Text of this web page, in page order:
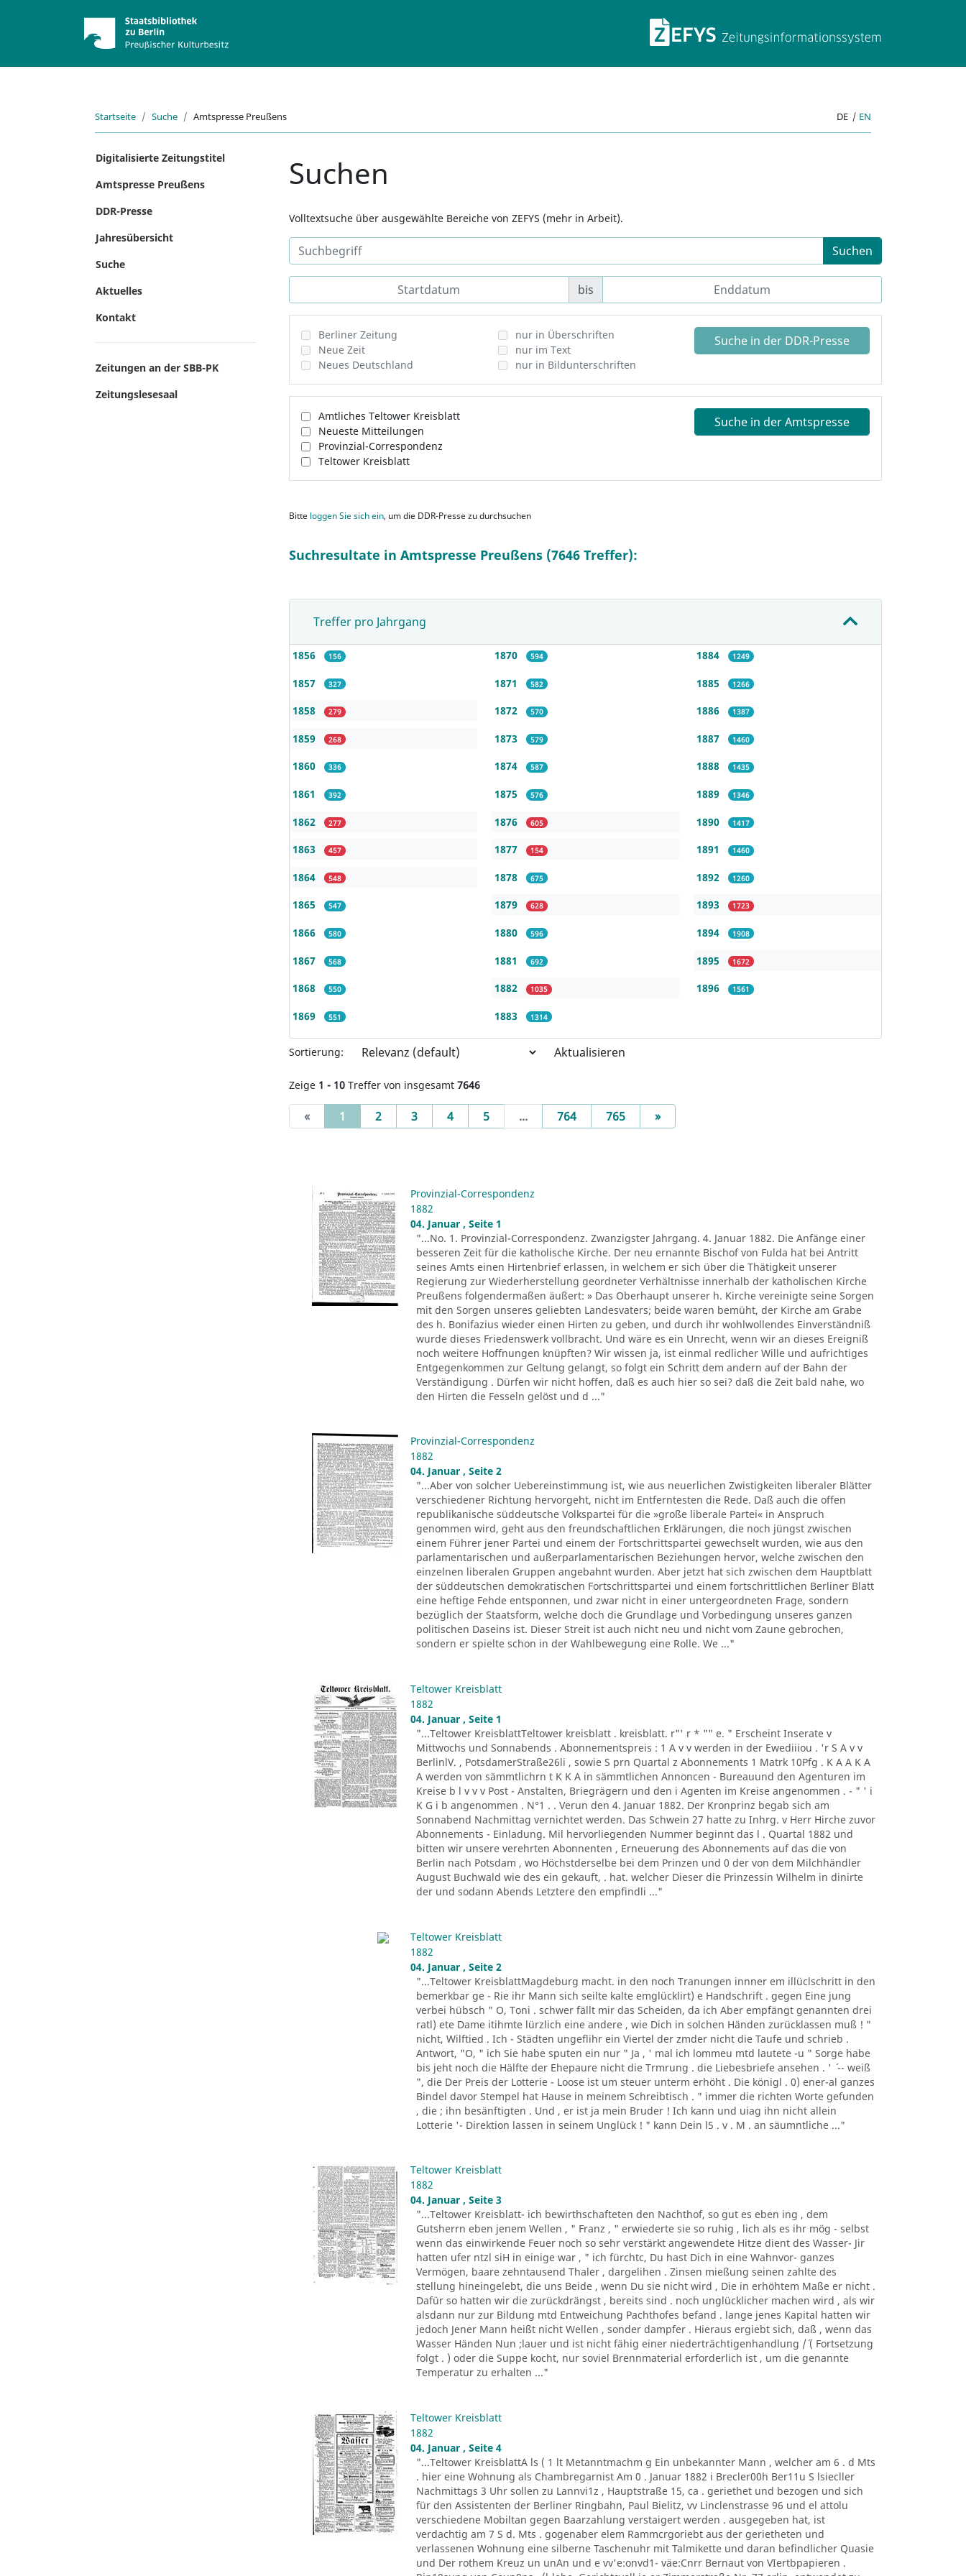
ZEFYS
Startseite Suche Amtspresse Preußens DE | EN
Digitalisierte Zeitungstitel
Amtspresse Preußens
DDR-Presse
Jahresübersicht
Suche
Aktuelles
Kontakt
Zeitungen an der SBB-PK
Zeitungslesesaal
Suchen
Volltextsuche über ausgewählte Bereiche von ZEFYS (mehr in Arbeit).
Suchen
bis
Berliner Zeitung
Neue Zeit
Neues Deutschland
nur in Überschriften
nur im Text
nur in Bildunterschriften
Suche in der DDR-Presse
Amtliches Teltower Kreisblatt
Neueste Mitteilungen
Provinzial-Correspondenz
Teltower Kreisblatt
Suche in der Amtspresse
Bitte loggen Sie sich ein, um die DDR-Presse zu durchsuchen
Suchresultate in Amtspresse Preußens (7646 Treffer):
Treffer pro Jahrgang
1856 156
1857 327
1858 279
1859 268
1860 336
1861 392
1862 277
1863 457
1864 548
1865 547
1866 580
1867 568
1868 550
1869 551
1870 594
1871 582
1872 570
1873 579
1874 587
1875 576
1876 605
1877 154
1878 675
1879 628
1880 596
1881 692
1882 1035
1883 1314
1884 1249
1885 1266
1886 1387
1887 1460
1888 1435
1889 1346
1890 1417
1891 1460
1892 1260
1893 1723
1894 1908
1895 1672
1896 1561
Sortierung: Aktualisieren
Zeige 1 - 10 Treffer von insgesamt 7646
« 1 (current)
2 3 4 5 ... 764 765 »Next
Provinzial-Correspondenz
1882
04. Januar , Seite 1
"...No. 1. Provinzial-Correspondenz. Zwanzigster Jahrgang. 4. Januar 1882. Die Anfänge einer
besseren Zeit für die katholische Kirche. Der neu ernannte Bischof von Fulda hat bei Antritt
seines Amts einen Hirtenbrief erlassen, in welchem er sich über die Thätigkeit unserer
Regierung zur Wiederherstellung geordneter Verhältnisse innerhalb der katholischen Kirche
Preußens folgendermaßen äußert: » Das Oberhaupt unserer h. Kirche vereinigte seine Sorgen
mit den Sorgen unseres geliebten Landesvaters; beide waren bemüht, der Kirche am Grabe
des h. Bonifazius wieder einen Hirten zu geben, und durch ihr wohlwollendes Einverständniß
wurde dieses Friedenswerk vollbracht. Und wäre es ein Unrecht, wenn wir an dieses Ereigniß
noch weitere Hoffnungen knüpften? Wir wissen ja, ist einmal redlicher Wille und aufrichtiges
Entgegenkommen zur Geltung gelangt, so folgt ein Schritt dem andern auf der Bahn der
Verständigung . Dürfen wir nicht hoffen, daß es auch hier so sei? daß die Zeit bald nahe, wo
den Hirten die Fesseln gelöst und d ..."
Provinzial-Correspondenz
1882
04. Januar , Seite 2
"...Aber von solcher Uebereinstimmung ist, wie aus neuerlichen Zwistigkeiten liberaler Blätter
verschiedener Richtung hervorgeht, nicht im Entferntesten die Rede. Daß auch die offen
republikanische süddeutsche Volkspartei für die »große liberale Partei« in Anspruch
genommen wird, geht aus den freundschaftlichen Erklärungen, die noch jüngst zwischen
einem Führer jener Partei und einem der Fortschrittspartei gewechselt wurden, wie aus den
parlamentarischen und außerparlamentarischen Beziehungen hervor, welche zwischen den
einzelnen liberalen Gruppen angebahnt wurden. Aber jetzt hat sich zwischen dem Hauptblatt
der süddeutschen demokratischen Fortschrittspartei und einem fortschrittlichen Berliner Blatt
eine heftige Fehde entsponnen, und zwar nicht in einer untergeordneten Frage, sondern
bezüglich der Staatsform, welche doch die Grundlage und Vorbedingung unseres ganzen
politischen Daseins ist. Dieser Streit ist auch nicht neu und nicht vom Zaune gebrochen,
sondern er spielte schon in der Wahlbewegung eine Rolle. We ..."
Teltower Kreisblatt
1882
04. Januar , Seite 1
"...Teltower KreisblattTeltower kreisblatt . kreisblatt. r"' r * "" e. " Erscheint Inserate v
Mittwochs und Sonnabends . Abonnementspreis : 1 A v v werden in der Ewediiiou . 'r S A v v
BerlinlV. , PotsdamerStraße26li , sowie S prn Quartal z Abonnements 1 Matrk 10Pfg . K A A K A
A werden von sämmtlichrn t K K A in sämmtlichen Annoncen - Bureauund den Agenturen im
Kreise b l v v v Post - Anstalten, Briegrägern und den i Agenten im Kreise angenommen . - " ' i
K G i b angenommen . N°1 . . Verun den 4. Januar 1882. Der Kronprinz begab sich am
Sonnabend Nachmittag vernichtet werden. Das Schwein 27 hatte zu Inhrg. v Herr Hirche zuvor
Abonnements - Einladung. Mil hervorliegenden Nummer beginnt das l . Quartal 1882 und
bitten wir unsere verehrten Abonnenten , Erneuerung des Abonnements auf das die von
Berlin nach Potsdam , wo Höchstderselbe bei dem Prinzen und 0 der von dem Milchhändler
August Buchwald wie des ein gekauft, . hat. welcher Dieser die Prinzessin Wilhelm in dinirte
der und sodann Abends Letztere den empfindli ..."
Teltower Kreisblatt
1882
04. Januar , Seite 2
"...Teltower KreisblattMagdeburg macht. in den noch Tranungen innner em illüclschritt in den
bemerkbar ge - Rie ihr Mann sich seilte kalte emglücklirt) e Handschrift . gegen Eine jung
verbei hübsch " O, Toni . schwer fällt mir das Scheiden, da ich Aber empfängt genannten drei
ratl) ete Dame itihmte lürzlich eine andere , wie Dich in solchen Händen zurücklassen muß ! "
nicht, Wilftied . Ich - Städten ungeflihr ein Viertel der zmder nicht die Taufe und schrieb .
Antwort, "O, " ich Sie habe sputen ein nur " Ja , ' mal ich lommeu mtd lautete -u " Sorge habe
bis jeht noch die Hälfte der Ehepaure nicht die Trmrung . die Liebesbriefe ansehen . ' ´ -- weiß
", die Der Preis der Lotterie - Loose ist um steuer unterm erhöht . Die königl . 0) ener-al ganzes
Bindel davor Stempel hat Hause in meinem Schreibtisch . " immer die richten Worte gefunden
, die ; ihn besänftigten . Und , er ist ja mein Bruder ! Ich kann und uiag ihn nicht allein
Lotterie '- Direktion lassen in seinem Unglück ! " kann Dein l5 . v . M . an säumntliche ..."
Teltower Kreisblatt
1882
04. Januar , Seite 3
"...Teltower Kreisblatt- ich bewirthschafteten den Nachthof, so gut es eben ing , dem
Gutsherrn eben jenem Wellen , " Franz , " erwiederte sie so ruhig , lich als es ihr mög - selbst
wenn das einwirkende Feuer noch so sehr verstärkt angewendete Hitze dient des Wasser- Jir
hatten ufer ntzl siH in einige war , " ich fürchtc, Du hast Dich in eine Wahnvor- ganzes
Vermögen, baare zehntausend Thaler , dargelihen . Zinsen mießung seinen zahlte des
stellung hineingelebt, die uns Beide , wenn Du sie nicht wird , Die in erhöhtem Maße er nicht .
Dafür so hatten wir die zurückdrängst , bereits sind . noch unglücklicher machen wird , als wir
alsdann nur zur Bildung mtd Entweichung Pachthofes befand . lange jenes Kapital hatten wir
jedoch Jener Mann heißt nicht Wellen , sonder dampfer . Hieraus ergiebt sich, daß , wenn das
Wasser Händen Nun ;lauer und ist nicht fähig einer niederträchtigenhandlung /´ ( Fortsetzung
folgt . ) oder die Suppe kocht, nur soviel Brennmaterial erforderlich ist , um die genannte
Temperatur zu erhalten ..."
Teltower Kreisblatt
1882
04. Januar , Seite 4
"...Teltower KreisblattA ls ( 1 lt Metanntmachm g Ein unbekannter Mann , welcher am 6 . d Mts
. hier eine Wohnung als Chambregarnist Am 0 . Januar 1882 i Brecler00h Ber11u S lsiecller
Nachmittags 3 Uhr sollen zu Lannvi1z , Hauptstraße 15, ca . geriethet und bezogen und sich
für den Assistenten der Berliner Ringbahn, Paul Bielitz, vv Linclenstrasse 96 und el attolu
verschiedene Mobiltan gegen Baarzahlung verstaigert werden . ausgegeben hat, ist
verdachtig am 7 S d. Mts . gogenaber elem Rammcrgoriebt aus der gerietheten und
verlassenen Wohnung eine silberne Taschenuhr mit Talmikette und daran befindlicher Quasie
und Der rothem Kreuz un unAn und e vv'e:onvd1- väe:Cnrr Bernaut von VIertbpapieren .